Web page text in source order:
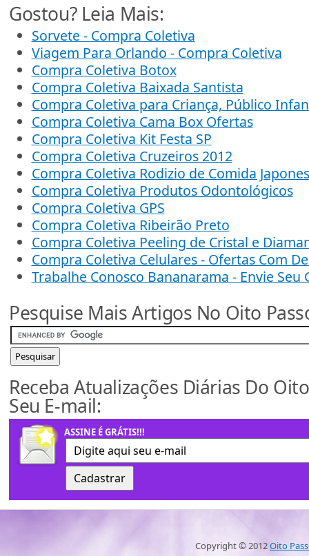
Gostou? Leia Mais:
Sorvete - Compra Coletiva
Viagem Para Orlando - Compra Coletiva
Compra Coletiva Botox
Compra Coletiva Baixada Santista
Compra Coletiva para Criança, Público
Compra Coletiva Cama Box Ofertas
Compra Coletiva Kit Festa SP
Compra Coletiva Cruzeiros 2012
Compra Coletiva Rodizio de Comida
Compra Coletiva Produtos Odontológicos
Compra Coletiva GPS
Compra Coletiva Ribeirão Preto
Compra Coletiva Peeling de Cristal e
Compra Coletiva Celulares - Ofertas Com
Trabalhe Conosco Bananarama - Envie Seu
Pesquise Mais Artigos No Oito
Receba Atualizações Diárias Do
Seu E-mail:
ASSINE É GRÁTIS!!!
Copyright © 2012Oito